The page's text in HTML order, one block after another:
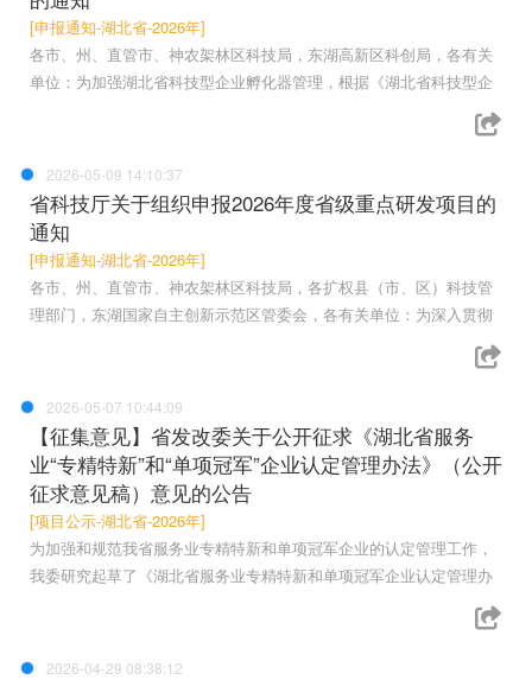
[申报通知-湖北省-2026年]
各市、州、直管市、神农架林区科技局，东湖高新区科创局，各有关
单位：为加强湖北省科技型企业孵化器管理，根据《湖北省科技型企
2026-05-09 14:10:37
省科技厅关于组织申报2026年度省级重点研发项目的
通知
[申报通知-湖北省-2026年]
各市、州、直管市、神农架林区科技局，各扩权县（市、区）科技管
理部门，东湖国家自主创新示范区管委会，各有关单位：为深入贯彻
2026-05-07 10:44:09
【征集意见】省发改委关于公开征求《湖北省服务
业“专精特新”和“单项冠军”企业认定管理办法》（公开
征求意见稿）意见的公告
[项目公示-湖北省-2026年]
为加强和规范我省服务业专精特新和单项冠军企业的认定管理工作，
我委研究起草了《湖北省服务业专精特新和单项冠军企业认定管理办
2026-04-29 08:38:12